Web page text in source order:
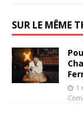
SUR LE MÊME
1